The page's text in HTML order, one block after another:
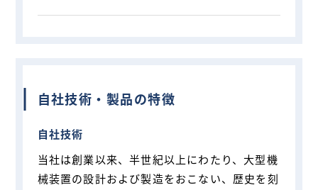
自社技術・製品の特徴
自社技術
当社は創業以来、半世紀以上にわたり、大型機
械装置の設計および製造をおこない、歴史を刻